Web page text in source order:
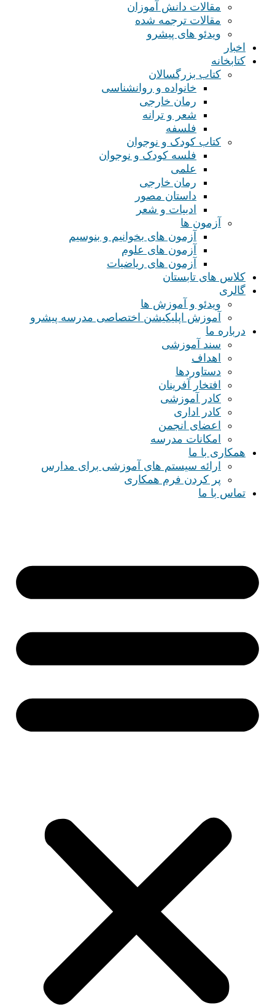
مقالات دانش آموزان
مقالات ترجمه شده
ویدئو های پیشرو
اخبار
کتابخانه
کتاب بزرگسالان
خانواده و روانشناسی
رمان خارجی
شعر و ترانه
فلسفه
کتاب کودک و نوجوان
فلسه کودک و نوجوان
علمی
رمان خارجی
داستان مصور
ادبیات و شعر
آزمون ها
آزمون های بخوانیم و بنوسیم
آزمون های علوم
آزمون های ریاضیات
کلاس های تابستان
گالری
ویدئو و آموزش ها
آموزش اپلیکیشن اختصاصی مدرسه پیشرو
درباره ما
سند آموزشی
اهداف
دستاوردها
افتخار آفرینان
کادر آموزشی
کادر اداری
اعضای انجمن
امکانات مدرسه
همکاری با ما
ارائه سیستم های آموزشی برای مدارس
پر کردن فرم همکاری
تماس با ما